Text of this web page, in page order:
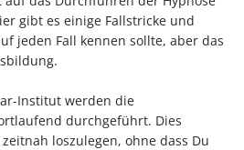
gibt es einige Fallstricke und
jeden Fall kennen sollte, aber das
Institut werden die
durchgeführt. Dies
loszulegen, ohne dass Du